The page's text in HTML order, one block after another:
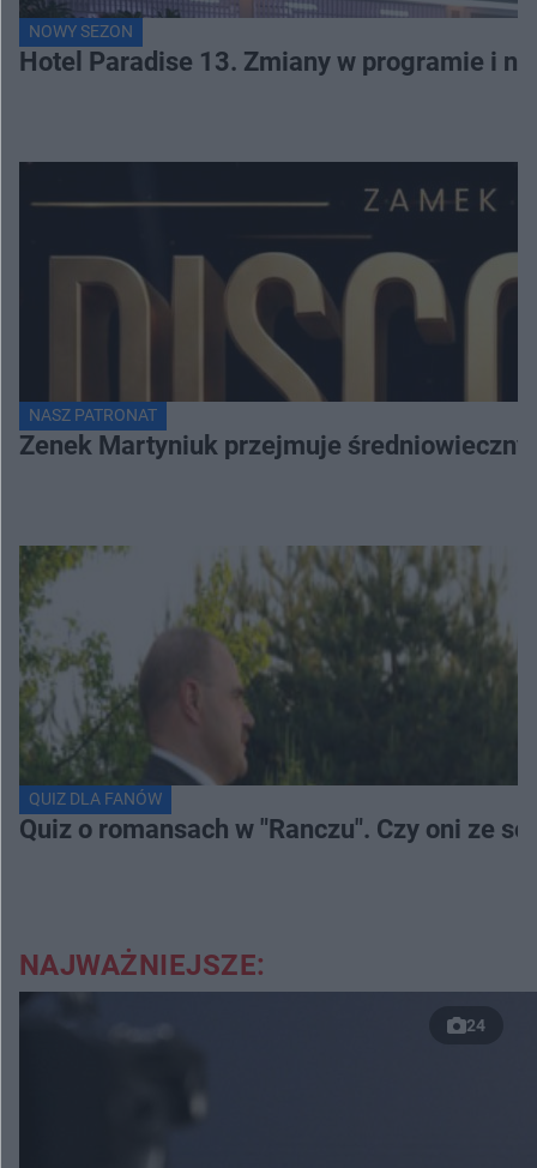
NOWY SEZON
Hotel Paradise 13. Zmiany w programie i
NASZ PATRONAT
Zenek Martyniuk przejmuje
QUIZ DLA FANÓW
Quiz o romansach w "Ranczu". Czy oni ze
NAJWAŻNIEJSZE:
24